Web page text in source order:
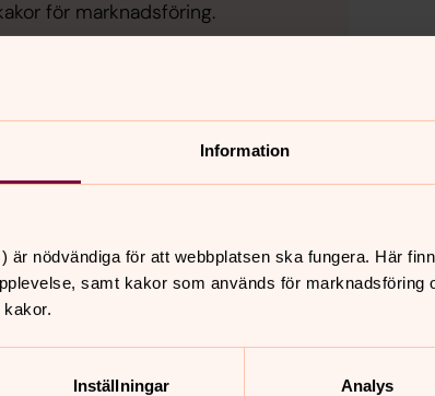
Information
är nödvändiga för att webbplatsen ska fungera. Här
samt kakor som används för marknadsföring
Inställningar Analys
för marknadsföring.
dop. Det görs genom satsningen
och redskap som gör skillnad och
mer på vårt